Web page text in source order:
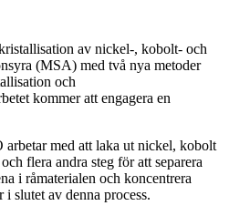
av nickel-, kobolt- och
(MSA) med två nya metoder
och
kommer att engagera en
med att laka ut nickel, kobolt
flera andra steg för att separera
i råmaterialen och koncentrera
slutet av denna process.